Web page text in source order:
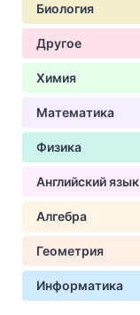
Биология
Другое
Химия
Математика
Физика
Английский язык
Алгебра
Геометрия
Информатика